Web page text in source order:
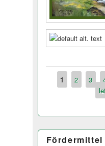
Seiten
1 2 3
Fördermittel